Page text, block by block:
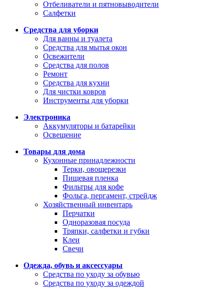
Отбеливатели и пятновыводители
Салфетки
Средства для уборки
Для ванны и туалета
Средства для мытья окон
Освежители
Средства для полов
Ремонт
Средства для кухни
Для чистки ковров
Инструменты для уборки
Электроника
Аккумуляторы и батарейки
Освещение
Товары для дома
Кухонные принадлежности
Терки, овощерезки
Пищевая пленка
Фильтры для кофе
Фольга, пергамент, стрейдж
Хозяйственный инвентарь
Перчатки
Одноразовая посуда
Тряпки, салфетки и губки
Клеи
Свечи
Одежда, обувь и аксессуары
Средства по уходу за обувью
Средства по уходу за одеждой